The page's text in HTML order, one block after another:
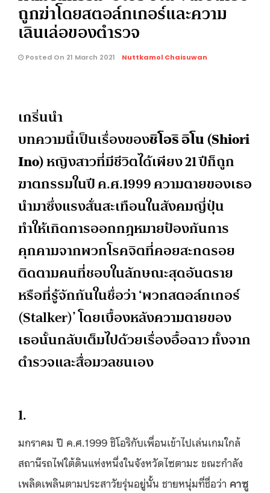
ถูกฆ่าโดยสตอล์กเกอร์และความ
เลินเล่อของตำรวจ
Posted On 21 March 2021 Nuttkamol Chaisuwan
เกริ่นนำ
บทความนี้เป็นเรื่องของชิโอริ อิโน(Shiori
Ino)หญิงสาวที่มีชีวิตได้เพียง 21 ปีก็ถูก
ฆาตกรรมในปี ค.ศ.1999 ความตายของเธอ
นำมาซึ่งแรงสั่นสะเทือนในสังคมญี่ปุ่น
ทำให้เกิดการออกกฎหมายป้องกันการ
คุกคามจากพวกโรคจิตที่คอยสะกดรอย
ติดตามคนที่ชอบในลักษณะสุดอันตราย
หรือที่รู้จักกันในชื่อว่า ‘พวกสตอล์กเกอร์
(Stalker)’ โดยเบื้องหลังความตายของ
เธอนั้นกลับเต็มไปด้วยเรื่องอื้อฉาว ทั้งจาก
ตำรวจและสื่อมวลชนเอง
1.
มกราคม ปี ค.ศ.1999 ชิโอริกับเพื่อนเข้าไปเล่นเกมใกล้
สถานีรถไฟใต้ดินแห่งหนึ่งในจังหวัดไซตามะ ขณะกำลัง
เพลิดเพลินตามประสาวัยรุ่นอยู่นั้น ชายหนุ่มที่ชื่อว่า คาซู